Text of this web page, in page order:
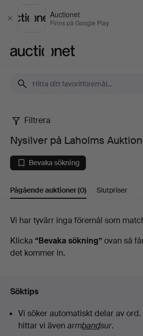
Stäng
Auctionet
Finns på Google Play
Nysilver
på
Laholms
Auktionskammare
Filtrera
Nysilver på Laholms
Bevaka sökning
Pågående auktioner(0) Slutpriser
Pågående
auktioner
Vi har tyvärr inga föremål som
Klicka “Bevaka sökning”ovan så
det kommer in.
Söktips
Vi söker automatiskt delar av
hittar vi även armbandsur.